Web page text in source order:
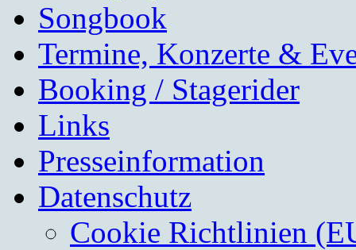
Songbook
Termine, Konzerte &
Booking / Stagerider
Links
Presseinformation
Datenschutz
Cookie Richtlinien